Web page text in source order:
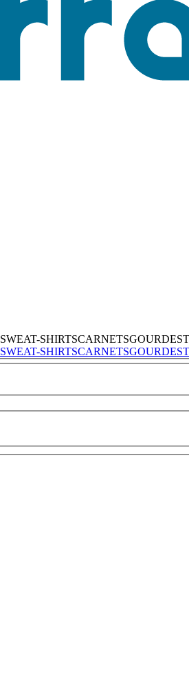
SWEAT-SHIRTSCARNETSGOURDES
SWEAT-SHIRTSCARNETSGOURDES